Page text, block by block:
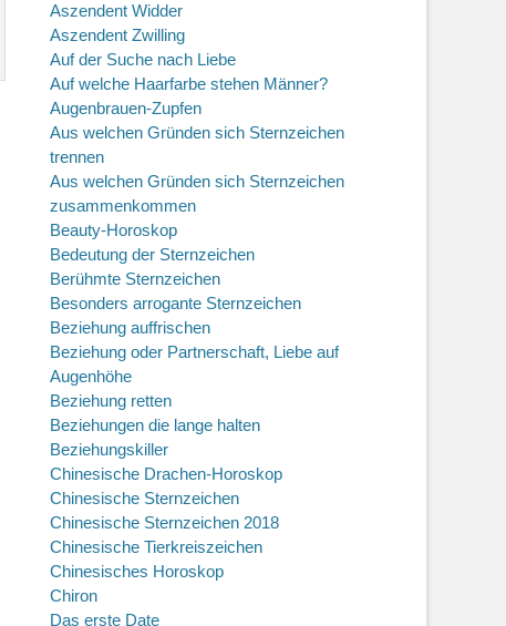
Aszendent Widder
Aszendent Zwilling
Auf der Suche nach Liebe
Auf welche Haarfarbe stehen Männer?
Augenbrauen-Zupfen
Aus welchen Gründen sich Sternzeichen
trennen
Aus welchen Gründen sich Sternzeichen
zusammenkommen
Beauty-Horoskop
Bedeutung der Sternzeichen
Berühmte Sternzeichen
Besonders arrogante Sternzeichen
Beziehung auffrischen
Beziehung oder Partnerschaft, Liebe auf
Augenhöhe
Beziehung retten
Beziehungen die lange halten
Beziehungskiller
Chinesische Drachen-Horoskop
Chinesische Sternzeichen
Chinesische Sternzeichen 2018
Chinesische Tierkreiszeichen
Chinesisches Horoskop
Chiron
Das erste Date